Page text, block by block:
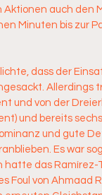
auch den
Minuten bis zur
dass der
Allerdings
und von der
und bereits
und gute
Es war
das Ramírez-
Foul von Ahmaad